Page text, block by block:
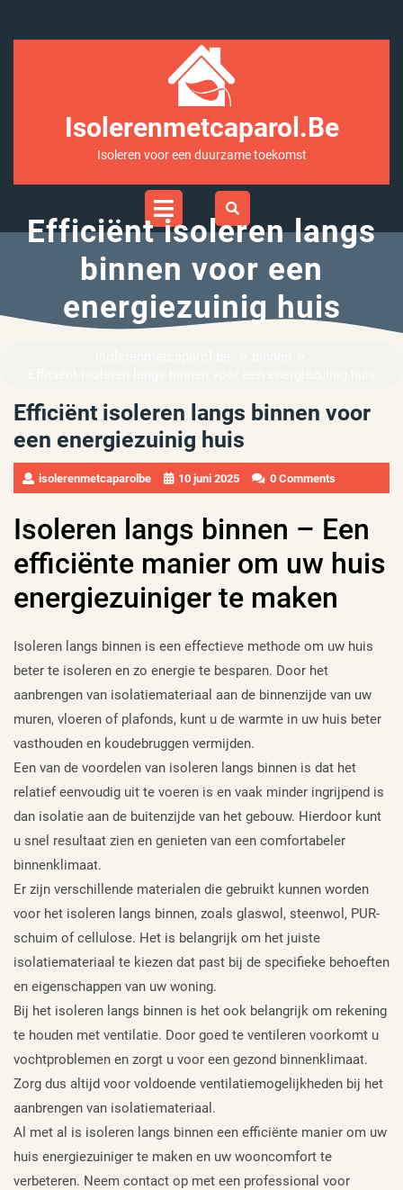
Isolerenmetcaparol.be
Isoleren voor een duurzame toekomst
Open
Efficiënt isoleren langs
binnen voor een
energiezuinig huis
Efficiënt isoleren langs binnen voor
een energiezuinig huis
isolerenmetcaparolbe 10 juni 2025 0 Comments
Isoleren langs binnen – Een
efficiënte manier om uw huis
energiezuiniger te maken
Isoleren langs binnen is een effectieve methode om uw huis
beter te isoleren en zo energie te besparen. Door het
aanbrengen van isolatiemateriaal aan de binnenzijde van uw
muren, vloeren of plafonds, kunt u de warmte in uw huis beter
vasthouden en koudebruggen vermijden.
Een van de voordelen van isoleren langs binnen is dat het
relatief eenvoudig uit te voeren is en vaak minder ingrijpend is
dan isolatie aan de buitenzijde van het gebouw. Hierdoor kunt
u snel resultaat zien en genieten van een comfortabeler
binnenklimaat.
Er zijn verschillende materialen die gebruikt kunnen worden
voor het isoleren langs binnen, zoals glaswol, steenwol, PUR-
schuim of cellulose. Het is belangrijk om het juiste
isolatiemateriaal te kiezen dat past bij de specifieke behoeften
en eigenschappen van uw woning.
Bij het isoleren langs binnen is het ook belangrijk om rekening
te houden met ventilatie. Door goed te ventileren voorkomt u
vochtproblemen en zorgt u voor een gezond binnenklimaat.
Zorg dus altijd voor voldoende ventilatiemogelijkheden bij het
aanbrengen van isolatiemateriaal.
Al met al is isoleren langs binnen een efficiënte manier om uw
huis energiezuiniger te maken en uw wooncomfort te
verbeteren. Neem contact op met een professional voor